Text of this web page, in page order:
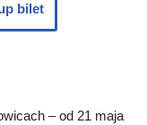
bilet
– od 21 maja